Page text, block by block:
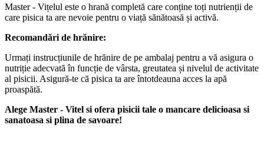
Master - Vițelul este o hrană completă care conține toți nutrienții de
care pisica ta are nevoie pentru o viață sănătoasă și activă.
Recomandări de hrănire:
Urmați instrucțiunile de hrănire de pe ambalaj pentru a vă asigura o
nutriție adecvată în funcție de vârsta, greutatea și nivelul de activitate
al pisicii. Asigură-te că pisica ta are întotdeauna acces la apă
proaspătă.
Alege Master - Vitel si ofera pisicii tale o mancare delicioasa si
sanatoasa si plina de savoare!